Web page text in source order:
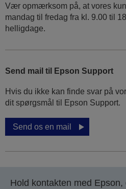
Vær opmærksom på, at vores
mandag til fredag ​​fra kl. 9.00 til
helligdage.
Send mail til Epson Support
Hvis du ikke kan finde svar på
dit spørgsmål til Epson Support.
Send os en mail
Hold kontakten med